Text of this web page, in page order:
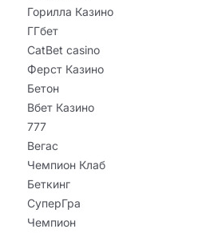
Горилла Казино
ГГбет
CatBet casino
Ферст Казино
Бетон
Вбет Казино
777
Вегас
Чемпион Клаб
Беткинг
СуперГра
Чемпион